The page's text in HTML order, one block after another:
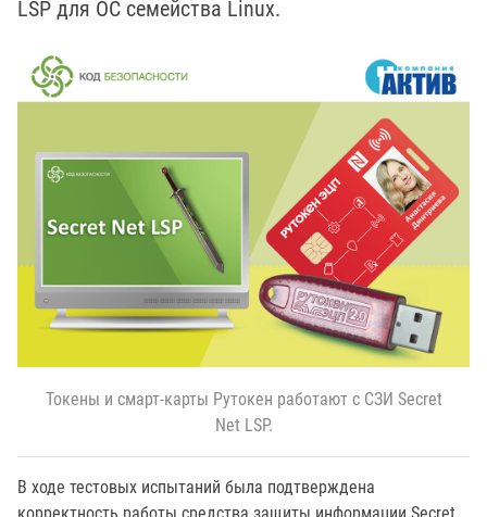
LSP для ОС семейства Linux.
Токены и смарт-карты Рутокен работают с СЗИ Secret
Net LSP.
В ходе тестовых испытаний была подтверждена